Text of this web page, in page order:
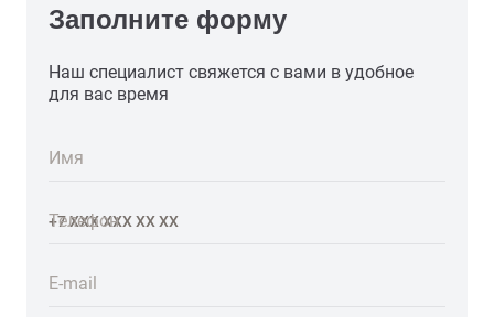
Заполните форму
Наш специалист свяжется с вами в удобное
для вас время
Имя
Телефон
E-mail